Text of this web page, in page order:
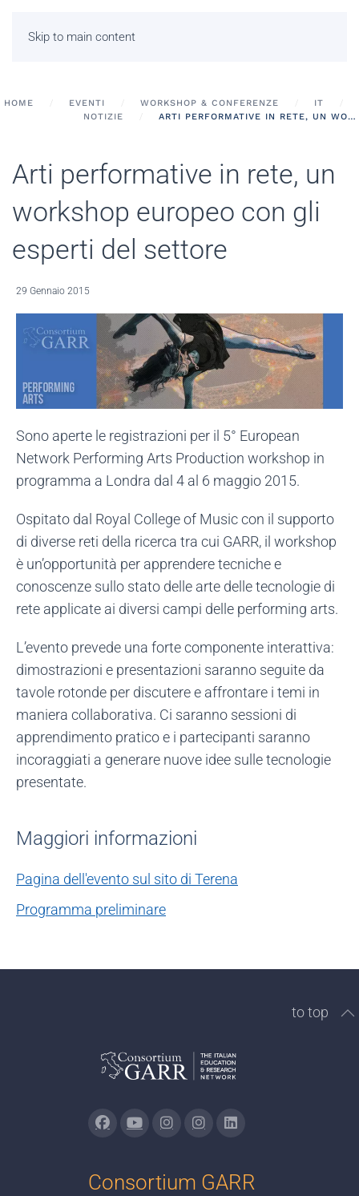
Skip to main content
HOME EVENTI WORKSHOP & CONFERENZE
IT
NOTIZIE
ARTI PERFORMATIVE IN RETE, UN WORKSHOP EUROPEO CON GLI ESPERTI DEL SETTORE
Arti performative in rete, un
workshop europeo con gli
esperti del settore
29 Gennaio 2015
Sono aperte le registrazioni per il 5° European
Network Performing Arts Production workshop in
programma a Londra dal 4 al 6 maggio 2015.
Ospitato dal Royal College of Music con il supporto
di diverse reti della ricerca tra cui GARR, il workshop
è un’opportunità per apprendere tecniche e
conoscenze sullo stato delle arte delle tecnologie di
rete applicate ai diversi campi delle performing arts.
L’evento prevede una forte componente interattiva:
dimostrazioni e presentazioni saranno seguite da
tavole rotonde per discutere e affrontare i temi in
maniera collaborativa. Ci saranno sessioni di
apprendimento pratico e i partecipanti saranno
incoraggiati a generare nuove idee sulle tecnologie
presentate.
Maggiori informazioni
Pagina dell'evento sul sito di Terena
Programma preliminare
to top
Consortium GARR